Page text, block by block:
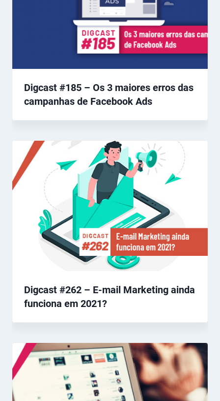
Digcast #185 – Os 3 maiores erros das
campanhas de Facebook Ads
Digcast #262 – E-mail Marketing ainda
funciona em 2021?